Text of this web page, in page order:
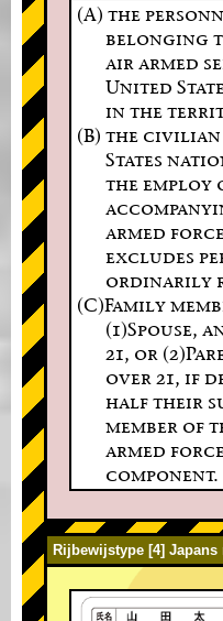
(A) the
belonging
air armed
United
in the
(B) the
States
the employ
armed
excludes
ordinarily
(C)Family
(1)Spouse,
21, or
over 21, if
half their
member of
armed
component.
Rijbewijstype [4]